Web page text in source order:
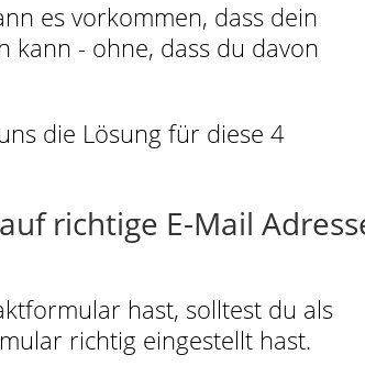
es vorkommen, dass dein
kann - ohne, dass du davon
die Lösung für diese 4
richtige E-Mail
hast, solltest du als
richtig eingestellt hast.